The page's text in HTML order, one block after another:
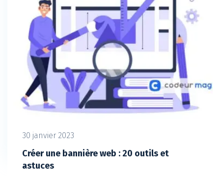
30 janvier 2023
Créer une bannière web : 20 outils et
astuces